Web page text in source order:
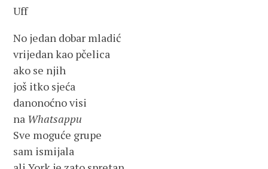
Uff
No jedan dobar mladić
vrijedan kao pčelica
ako se njih
još itko sjeća
danonoćno visi
na Whatsappu
Sve moguće grupe
sam ismijala